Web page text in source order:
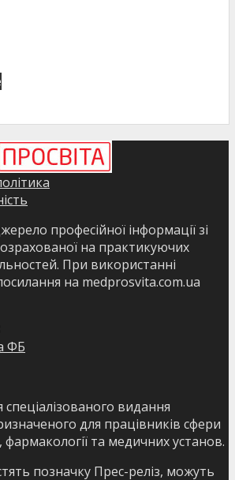
професійної інформації зі
на практикуючих
При використанні
на medprosvita.com.ua
ФБ
спеціалізованого видання
для працівників сфери
та медичних установ.
позначку Прес-реліз, можуть